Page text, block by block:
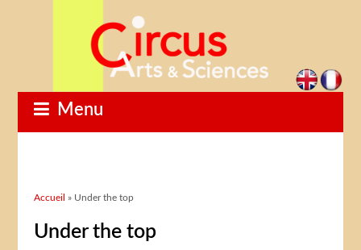
Menu
Vous êtes ici
Accueil » Under the top
Under the top